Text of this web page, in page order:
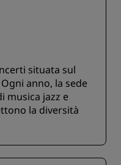
situata sul
anno, la sede
musica jazz e
la diversità